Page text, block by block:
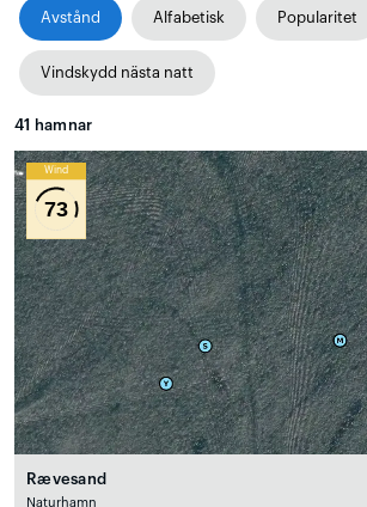
Avstånd Alfabetisk Popularitet
Vindskydd nästa natt
41 hamnar
Wind
73
Rævesand
Naturhamn